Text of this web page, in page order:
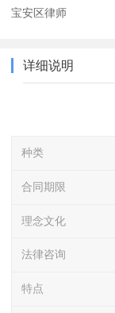
宝安区律师
详细说明
种类
合同期限
理念文化
法律咨询
特点